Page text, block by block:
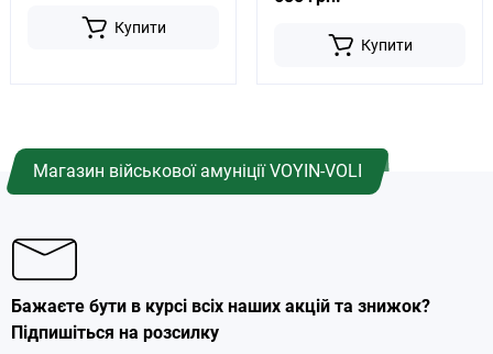
Купити
Купити
Магазин військової амуніції VOYIN-VOLI
Бажаєте бути в курсі всіх наших акцій та знижок?
Підпишіться на розсилку